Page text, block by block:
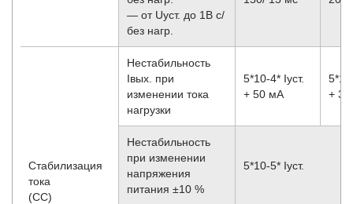
— от Uуст. до 1В с/
без нагр.
Стабилизация
тока
(CC)
Нестабильность
Iвых. при
изменении тока
нагрузки
5*10-4* Iуст.
+ 50 мА
5*10
+
Нестабильность
при изменении
напряжения
питания ±10 %
5*10-5* Iуст.